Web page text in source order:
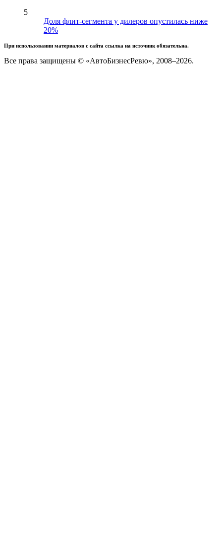
5
Доля флит-сегмента у дилеров опустилась ниже
20%
При использовании материалов с сайта ссылка на источник обязательна.
Все права защищены © «АвтоБизнесРевю», 2008–2026.